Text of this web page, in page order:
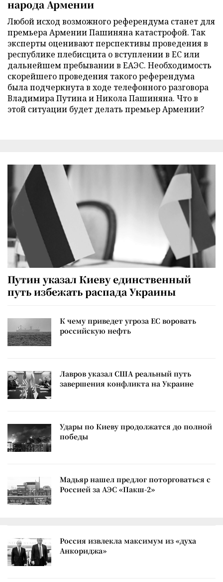
народа Армении
Любой исход возможного референдума станет для
премьера Армении Пашиняна катастрофой. Так
эксперты оценивают перспективы проведения в
республике плебисцита о вступлении в ЕС или
дальнейшем пребывании в ЕАЭС. Необходимость
скорейшего проведения такого референдума
была подчеркнута в ходе телефонного разговора
Владимира Путина и Никола Пашиняна. Что в
этой ситуации будет делать премьер Армении?
Путин указал Киеву единственный
путь избежать распада Украины
К чему приведет угроза ЕС воровать
российскую нефть
Лавров указал США реальный путь
завершения конфликта на Украине
Удары по Киеву продолжатся до полной
победы
Мадьяр нашел предлог поторговаться с
Россией за АЭС «Пакш-2»
Россия извлекла максимум из «духа
Анкориджа»